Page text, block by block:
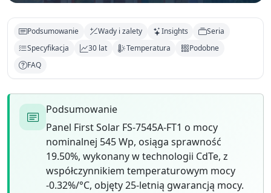
Podsumowanie Wady i zalety Insights
Seria
Specyfikacja
30 lat Temperatura
Podobne
FAQ
Podsumowanie
Panel First Solar FS-7545A-FT1 o mocy
nominalnej 545 Wp, osiąga sprawność
19.50%, wykonany w technologii CdTe, z
współczynnikiem temperaturowym mocy
-0.32%/°C, objęty 25-letnią gwarancją mocy.